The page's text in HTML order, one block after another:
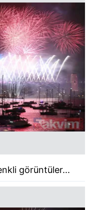
görüntüler...